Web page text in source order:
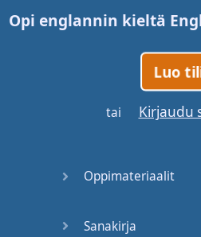
Opi englannin kieltä
Luo
tai Kirjaudu
Oppimateriaalit
Sanakirja